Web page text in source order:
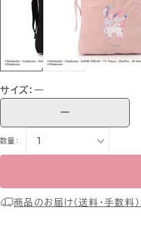
サイズ： ー
ー
数量：
商品のお届け（送料・手数料